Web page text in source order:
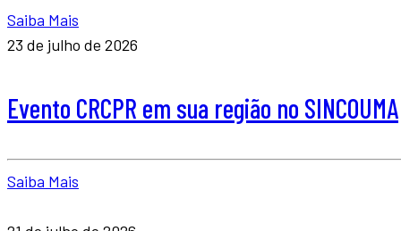
Saiba Mais
23 de julho de 2026
Evento CRCPR em sua região no SINCOUMA
Saiba Mais